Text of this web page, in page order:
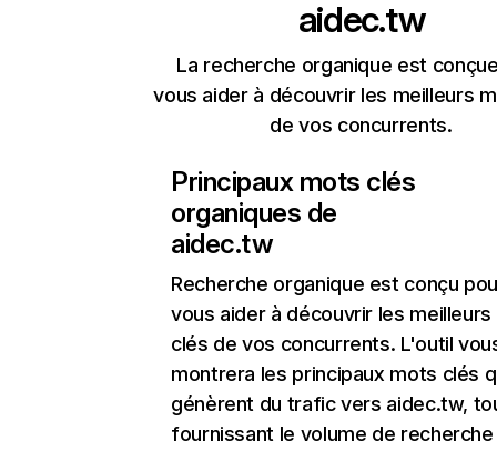
aidec.tw
La recherche organique est
vous aider à découvrir les meilleurs
de vos concurrents.
Principaux mots clés
organiques de
aidec.tw
Recherche organique est conçu
vous aider à découvrir les
clés de vos concurrents. L'outil
montrera les principaux mots clés
génèrent du trafic vers aidec.tw,
fournissant le volume de recherche